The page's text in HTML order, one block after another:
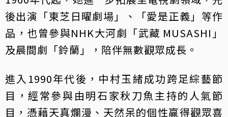
後出演「東芝日曜劇場」、「愛是正義」等作
品，也曾參與NHK大河劇「武藏 MUSASHI」
及晨間劇「鈴蘭」，陪伴無數觀眾成長。
進入1990年代後，中村玉緒成功跨足綜藝節
目，經常參與由明石家秋刀魚主持的人氣節
目，憑藉天真爛漫、天然呆的個性贏得觀眾喜